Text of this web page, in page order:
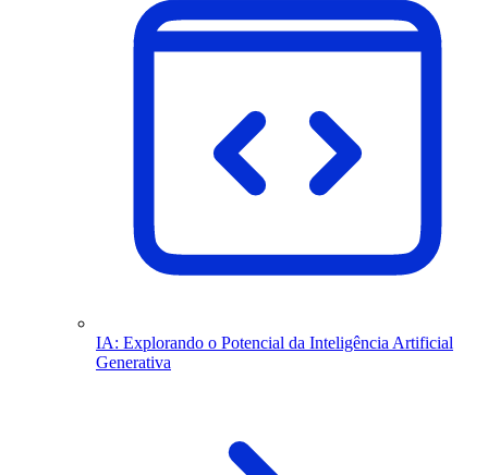
IA: Explorando o Potencial da Inteligência Artificial
Generativa